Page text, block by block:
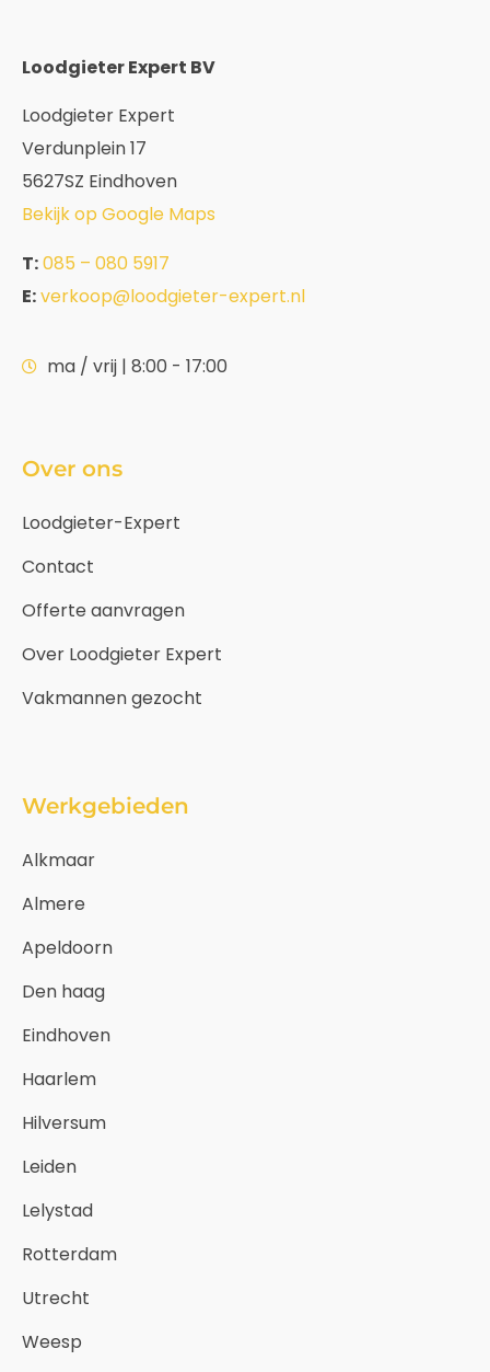
Loodgieter Expert BV
Loodgieter Expert
Verdunplein 17
5627SZ Eindhoven
Bekijk op Google Maps
T:085 – 080 5917
E:verkoop@loodgieter-expert.nl
ma / vrij | 8:00 - 17:00
Over ons
Loodgieter-Expert
Contact
Offerte aanvragen
Over Loodgieter Expert
Vakmannen gezocht
Werkgebieden
Alkmaar
Almere
Apeldoorn
Den haag
Eindhoven
Haarlem
Hilversum
Leiden
Lelystad
Rotterdam
Utrecht
Weesp